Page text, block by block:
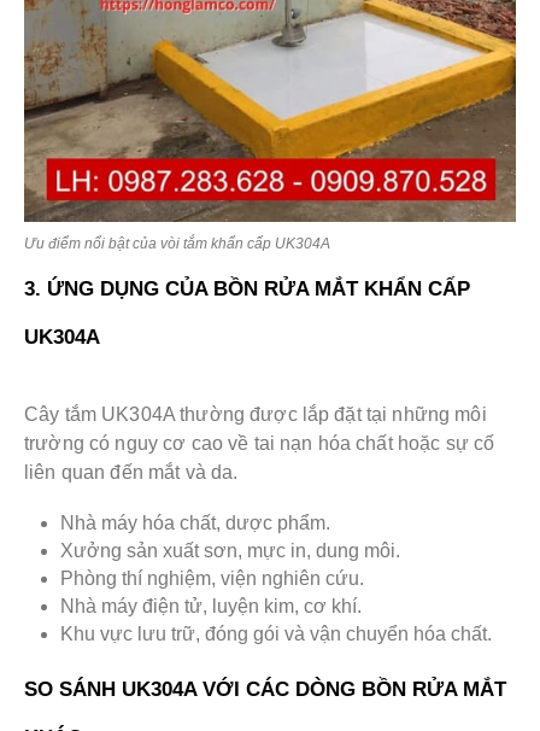
Ưu điểm nổi bật của vòi tắm khẩn cấp UK304A
3. ỨNG DỤNG CỦA BỒN RỬA MẮT KHẨN CẤP
UK304A
Cây tắm UK304A thường được lắp đặt tại những môi
trường có nguy cơ cao về tai nạn hóa chất hoặc sự cố
liên quan đến mắt và da.
Nhà máy hóa chất, dược phẩm.
Xưởng sản xuất sơn, mực in, dung môi.
Phòng thí nghiệm, viện nghiên cứu.
Nhà máy điện tử, luyện kim, cơ khí.
Khu vực lưu trữ, đóng gói và vận chuyển hóa chất.
SO SÁNH UK304A VỚI CÁC DÒNG BỒN RỬA MẮT